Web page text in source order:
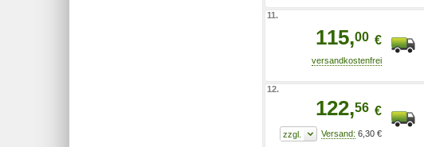
11.
115,00 €
12.
122,56 €
6,30 €